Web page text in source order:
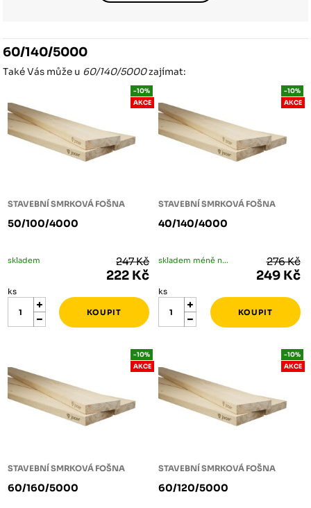
60/140/5000
Také Vás může u 60/140/5000zajímat:
STAVEBNÍ SMRKOVÁ FOŠNA
50/100/4000
-10%
AKCE
skladem 247 Kč
222 Kč
ks
STAVEBNÍ SMRKOVÁ FOŠNA
40/140/4000
-10%
AKCE
skladem méně než 5 ks 276 Kč
249 Kč
ks
STAVEBNÍ SMRKOVÁ FOŠNA
60/160/5000
-10%
AKCE
STAVEBNÍ SMRKOVÁ FOŠNA
60/120/5000
-10%
AKCE